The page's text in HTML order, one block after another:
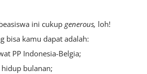
ini cukup generous, loh!
bisa kamu dapat adalah:
PP Indonesia-Belgia;
bulanan;